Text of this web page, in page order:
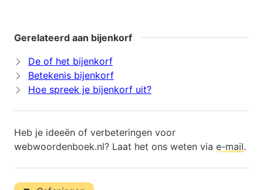
Gerelateerd aan bijenkorf
De of het bijenkorf
Betekenis bijenkorf
Hoe spreek je bijenkorf uit?
Heb je ideeën of verbeteringen voor
webwoordenboek.nl? Laat het ons weten via e-mail.